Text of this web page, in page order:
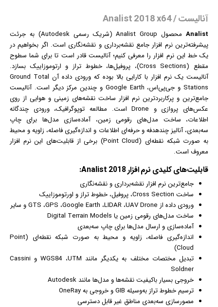
آنالیست / Analist 2018 x64
Analist
محصول Analist Group (شریک رسمی Autodesk) به جرئت
پیشرفته‌تریننرم افزار جامع نقشه‌برداری و نقشه‌نگاری است. اگر بخواهیم در
یک خط این نرم افزار را معرفی کنیم؛ آنالیست قادر است تا برای شما سطوح
مقطع (Cross Sections)، پروفیل‌ها، خطوط تراز و ارتوموزاییک بسازد.
آنالیست یک نرم افزار با کارایی بالا بوده که ورودی داده آن Ground Total
Stations و جی‌پی‌اس، Google Earth و چندین مرکز دیگر است. آنالیست
جامع‌ترین و پرکاربردترین نرم افزار ساخت نقشه‌های زمینی و هوایی از روی
عکس‌های پروازی و Drone است. مطالعه توپو گرافیک، ورودی چندگانه
اطلاعات، ساخت مدل‌های رقومی زمین، آماده‌سازی مدل‌ها برای چاپ
سه‌بعدی، آنالیز چندهدفه و حرفه‌ای اطلاعات و اندازه‌گیری فاصله، زاویه و محیط
به صورت شبکه نقطه‌ای (Point Cloud) برخی از قابلیت‌های این نرم افزار
معروف است.
قابلیت‌‌های کلیدی نرم افزار
جامع‌ترین نرم افزار نقشه‌برداری و نقشه‌نگاری
ساخت Cross Section، پروفیل، خطوط تراز و اورتوموزاییک
ورودی داده از GTS ،GPS ،Google Earth ،LIDAR ،UAV Drone و سایر
ساخت مدل‌های رقومی زمین یا Digital Terrain Models
آماده‌سازی و ارسال مدل‌ها برای چاپ سه‌بعدی
اندازه‌گیری فاصله، زاویه و محیط به صورت شبکه نقطه‌ای (Point
Cloud)
تبدیل مختصات مختلف به یکدیگر مانند WGS84 ،UTM و Cassini
Soldner
خروجی بسیار باکیفیت نقشه‌ها و مدل‌ها مانند Autodesk
ترسیم خطوط تراز به‌وسیله GIB و خروجی به OneRay
مصورسازی سه‌بعدی مناطق غیر قابل دسترسی